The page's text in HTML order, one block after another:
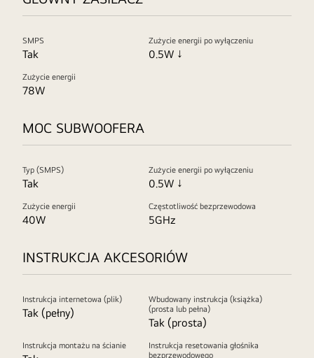
SMPS
Tak
Zużycie energii po wyłączeniu
0.5W ↓
Zużycie energii
78W
MOC SUBWOOFERA
Typ (SMPS)
Tak
Zużycie energii po wyłączeniu
0.5W ↓
Zużycie energii
40W
Częstotliwość bezprzewodowa
5GHz
INSTRUKCJA AKCESORIÓW
Instrukcja internetowa (plik)
Tak (pełny)
Wbudowany instrukcja (książka)
(prosta lub pełna)
Tak (prosta)
Instrukcja montażu na ścianie
Instrukcja resetowania głośnika
bezprzewodowego